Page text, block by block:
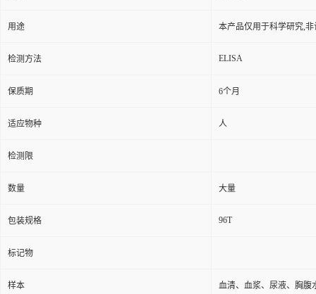
用途 本产品仅用于科学研究,
检测方法 ELISA
保质期 6个月
适应物种 人
检测限
数量 大量
包装规格 96T
标记物
样本 血清、血浆、尿液、胸腹